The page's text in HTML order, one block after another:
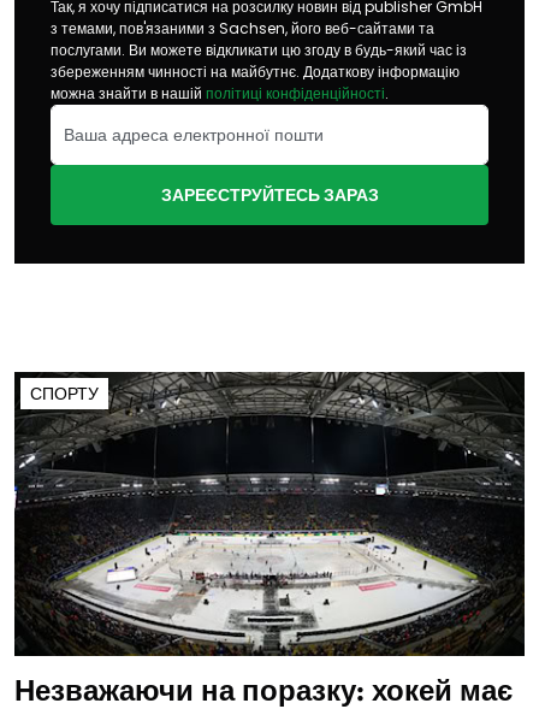
Так, я хочу підписатися на розсилку новин від publisher GmbH
з темами, пов'язаними з Sachsen, його веб-сайтами та
послугами. Ви можете відкликати цю згоду в будь-який час із
збереженням чинності на майбутнє. Додаткову інформацію
можна знайти в нашій політиці конфіденційності.
ЗАРЕЄСТРУЙТЕСЬ ЗАРАЗ
СПОРТУ
Незважаючи на поразку: хокей має